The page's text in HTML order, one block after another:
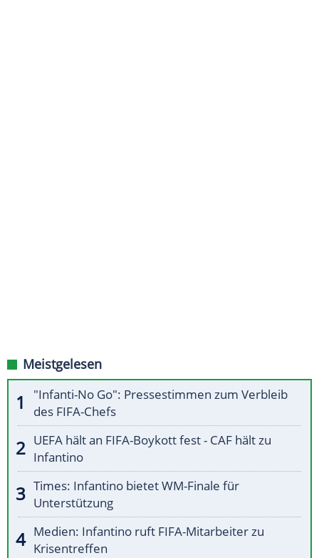
Meistgelesen
"Infanti-No Go": Pressestimmen zum Verbleib
des FIFA-Chefs
UEFA hält an FIFA-Boykott fest - CAF hält zu
Infantino
Times: Infantino bietet WM-Finale für
Unterstützung
Medien: Infantino ruft FIFA-Mitarbeiter zu
Krisentreffen